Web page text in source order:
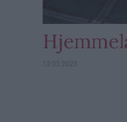
12.03.2023